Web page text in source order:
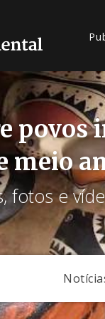
povos
meio
fotos e